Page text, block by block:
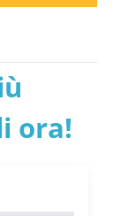
ora!